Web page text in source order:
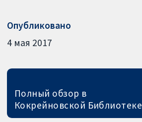
Опубликовано
4 мая 2017
Полный обзор в
Кокрейновской Библиотеке